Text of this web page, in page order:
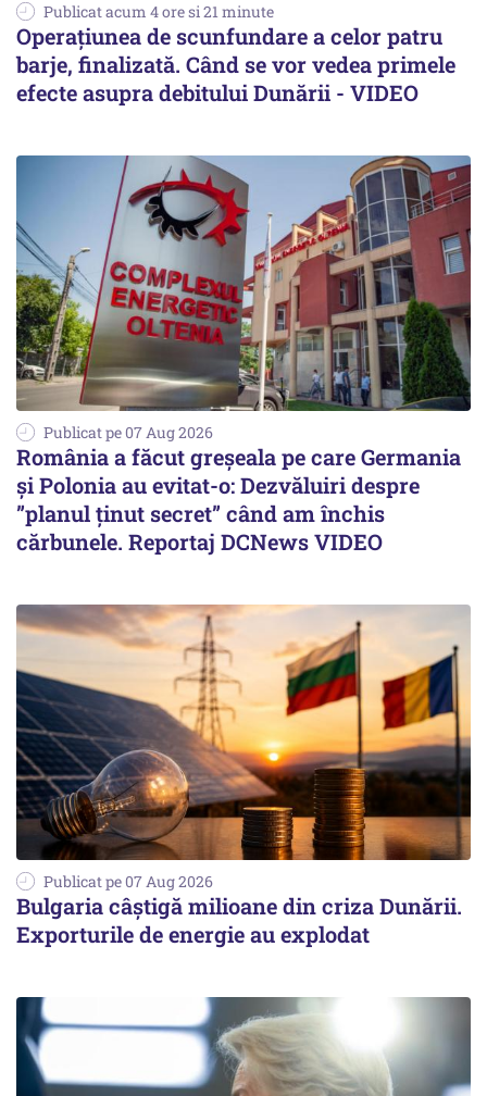
Publicat acum 4 ore si 21 minute
Operațiunea de scunfundare a celor patru
barje, finalizată. Când se vor vedea primele
efecte asupra debitului Dunării - VIDEO
Publicat pe 07 Aug 2026
România a făcut greșeala pe care Germania
și Polonia au evitat-o: Dezvăluiri despre
”planul ținut secret” când am închis
cărbunele. Reportaj DCNews VIDEO
Publicat pe 07 Aug 2026
Bulgaria câștigă milioane din criza Dunării.
Exporturile de energie au explodat